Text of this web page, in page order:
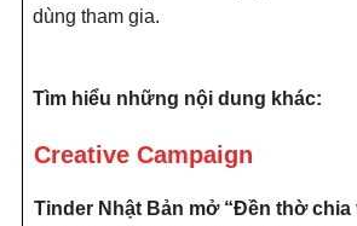
dùng tham gia.
Tìm hiểu những nội dung khác:
Creative Campaign
Tinder Nhật Bản mở “Đền thờ chia